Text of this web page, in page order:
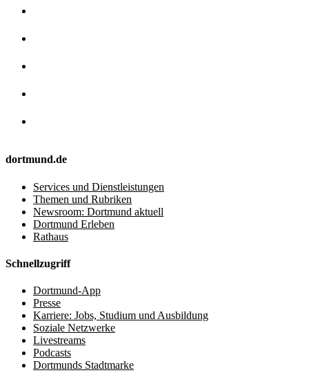
dortmund.de
Services und Dienstleistungen
Themen und Rubriken
Newsroom: Dortmund aktuell
Dortmund Erleben
Rathaus
Schnellzugriff
Dortmund-App
Presse
Karriere: Jobs, Studium und Ausbildung
Soziale Netzwerke
Livestreams
Podcasts
Dortmunds Stadtmarke